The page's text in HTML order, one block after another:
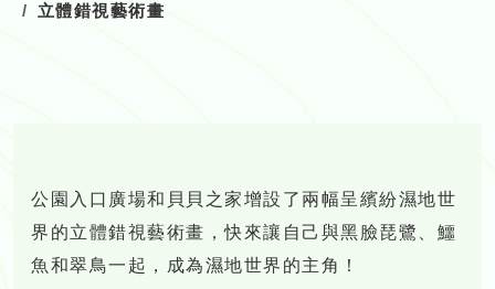
立體錯視藝術畫
公園入口廣場和貝貝之家增設了兩幅呈繽紛濕地世
界的立體錯視藝術畫，快來讓自己與黑臉琵鷺、鱷
魚和翠鳥一起，成為濕地世界的主角！